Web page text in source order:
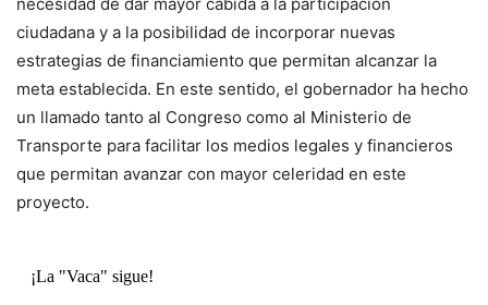
ciudadana y a la posibilidad de incorporar nuevas
estrategias de financiamiento que permitan alcanzar la
meta establecida. En este sentido, el gobernador ha hecho
un llamado tanto al Congreso como al Ministerio de
Transporte para facilitar los medios legales y financieros
que permitan avanzar con mayor celeridad en este
proyecto.
¡La "Vaca" sigue!